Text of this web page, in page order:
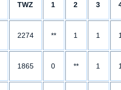
TWZ 1 2 3
2274 ** 1 1
1865 0 ** 1